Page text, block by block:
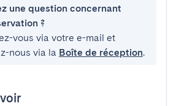
une question concernant
?
vous via votre e-mail et
nous via la Boîte de réception.